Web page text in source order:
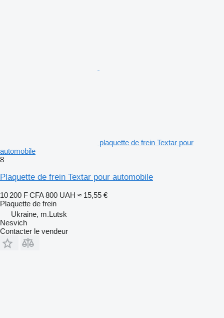
plaquette de frein Textar pour
automobile
8
Plaquette de frein Textar pour automobile
10 200 F CFA 800 UAH ≈ 15,55 €
Plaquette de frein
Ukraine, m.Lutsk
Nesvich
Contacter le vendeur